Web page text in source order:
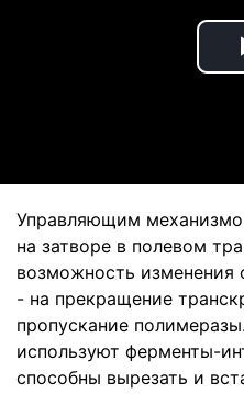
Управляющим
на затворе в полевом
возможность изменения
- на прекращение
пропускание
используют ферменты-
способны вырезать и